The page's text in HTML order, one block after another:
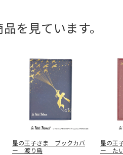
を見ています。
星の王子さま ブックカバ
ー 渡り鳥
星の王
ー た